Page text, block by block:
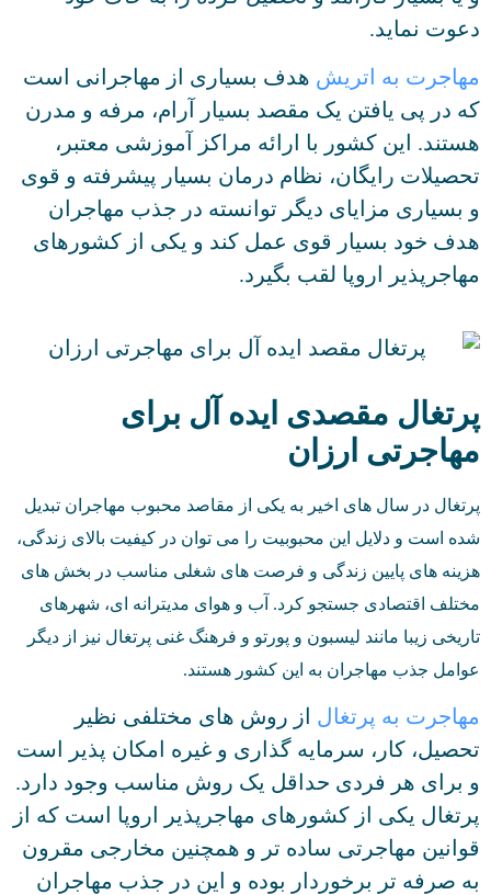
دعوت نماید.
مهاجرت به اتریش هدف بسیاری از مهاجرانی است
که در پی یافتن یک مقصد بسیار آرام، مرفه و مدرن
هستند. این کشور با ارائه مراکز آموزشی معتبر،
تحصیلات رایگان، نظام درمان بسیار پیشرفته و قوی
و بسیاری مزایای دیگر توانسته در جذب مهاجران
هدف خود بسیار قوی عمل کند و یکی از کشورهای
مهاجرپذیر اروپا لقب بگیرد.
پرتغال مقصدی ایده آل برای
مهاجرتی ارزان
پرتغال در سال های اخیر به یکی از مقاصد محبوب مهاجران تبدیل
شده است و دلایل این محبوبیت را می توان در کیفیت بالای زندگی،
هزینه های پایین زندگی و فرصت های شغلی مناسب در بخش های
مختلف اقتصادی جستجو کرد. آب و هوای مدیترانه ای، شهرهای
تاریخی زیبا مانند لیسبون و پورتو و فرهنگ غنی پرتغال نیز از دیگر
عوامل جذب مهاجران به این کشور هستند.
مهاجرت به پرتغال از روش های مختلفی نظیر
تحصیل، کار، سرمایه گذاری و غیره امکان پذیر است
و برای هر فردی حداقل یک روش مناسب وجود دارد.
پرتغال یکی از کشورهای مهاجرپذیر اروپا است که از
قوانین مهاجرتی ساده تر و همچنین مخارجی مقرون
به صرفه تر برخوردار بوده و این در جذب مهاجران